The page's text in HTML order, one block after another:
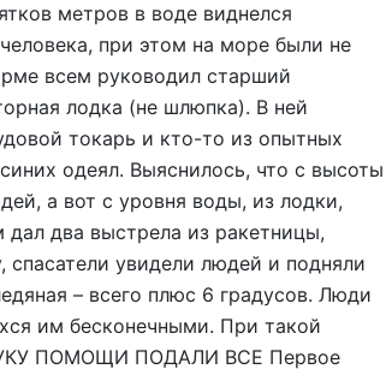
метров в воде виднелся
при этом на море были не
всем руководил старший
лодка (не шлюпка). В ней
токарь и кто-то из опытных
одеял. Выяснилось, что с высоты
а вот с уровня воды, из лодки,
дал два выстрела из ракетницы,
спасатели увидели людей и подняли
– всего плюс 6 градусов. Люди
им бесконечными. При такой
ПОМОЩИ ПОДАЛИ ВСЕ Первое